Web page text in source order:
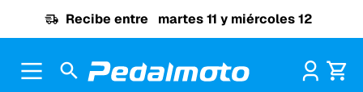
Recibe entre martes 11 y miércoles 12